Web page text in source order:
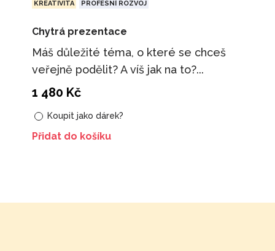
KREATIVITA PROFESNÍ ROZVOJ
Chytrá prezentace
Máš důležité téma, o které se chceš
veřejně podělit? A víš jak na to?...
1 480 Kč
Koupit jako dárek?
Přidat do košíku